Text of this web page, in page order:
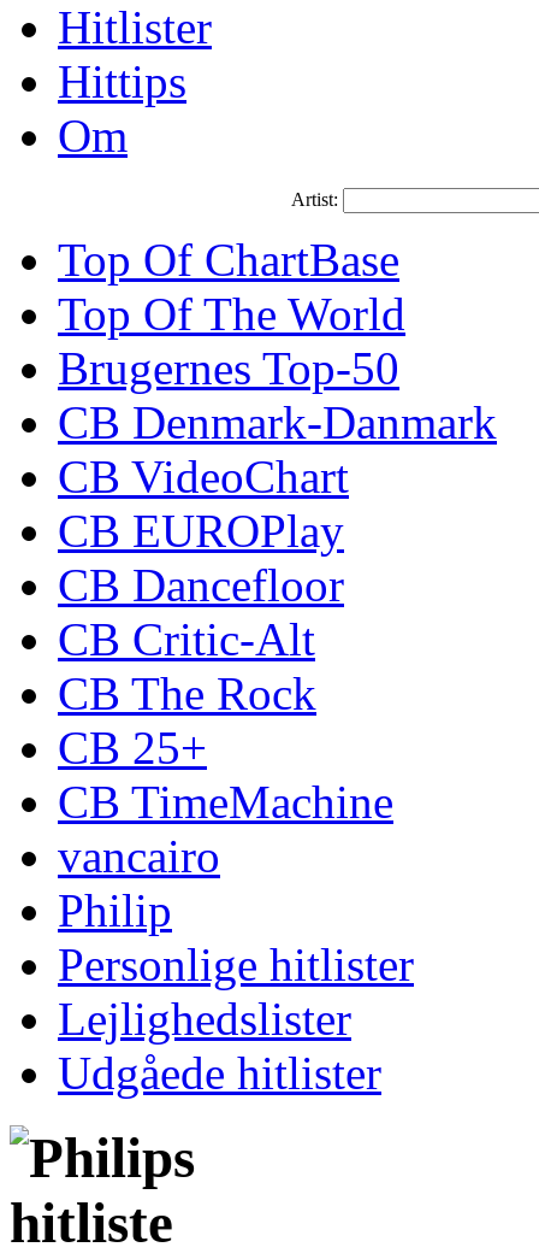
Hitlister
Hittips
Om
Artist:
Top Of ChartBase
Top Of The World
Brugernes Top-50
CB Denmark-Danmark
CB VideoChart
CB EUROPlay
CB Dancefloor
CB Critic-Alt
CB The Rock
CB 25+
CB TimeMachine
vancairo
Philip
Personlige hitlister
Lejlighedslister
Udgåede hitlister